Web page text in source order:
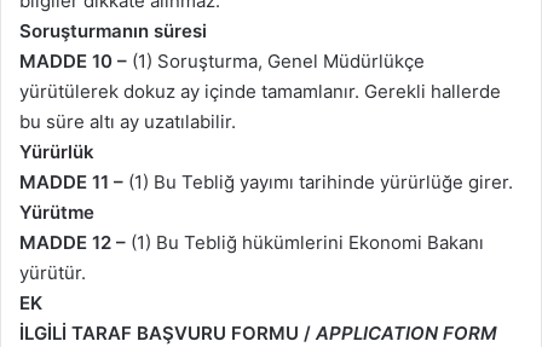
Soruşturmanın süresi
MADDE 10 – (1) Soruşturma, Genel Müdürlükçe
yürütülerek dokuz ay içinde tamamlanır. Gerekli hallerde
bu süre altı ay uzatılabilir.
Yürürlük
MADDE 11 – (1) Bu Tebliğ yayımı tarihinde yürürlüğe girer.
Yürütme
MADDE 12 – (1) Bu Tebliğ hükümlerini Ekonomi Bakanı
yürütür.
EK
İLGİLİ TARAF BAŞVURU FORMU / APPLICATION FORM